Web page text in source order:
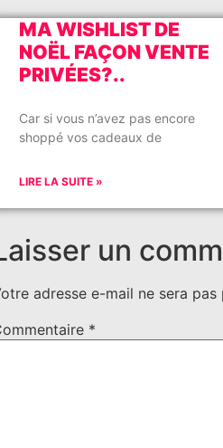
MA WISHLIST DE
NOËL FAÇON VENTE
PRIVÉES?..
Car si vous n’avez pas encore
shoppé vos cadeaux de
LIRE LA SUITE »
un
adresse e-mail ne sera pas
*